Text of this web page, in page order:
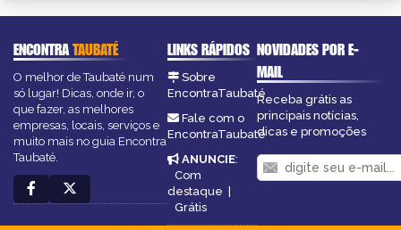
ENCONTRATAUBATÉ
O melhor de Taubaté num
só lugar! Dicas, onde ir, o
que fazer, as melhores
empresas, locais, serviços e
muito mais no guia Encontra
Taubaté.
LINKS RÁPIDOS
Sobre
EncontraTaubaté
Fale com o
EncontraTaubaté
ANUNCIE:
Com
destaque |
Grátis
NOVIDADES POR E-
MAIL
Receba grátis as
principais notícias,
dicas e promoções